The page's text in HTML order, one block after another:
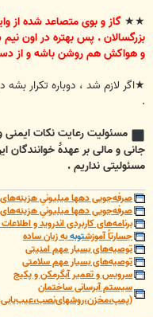
★★ گاز و بوی متصاعد شده از
بزرگسالان . پس بهتره در اون
و هواکش هم روشن باشه و از
★اگر لازم شد ، دوباره تکرار
مسئولیت رعایت نکات ایمنی
جانی و مالی بر عهدۀ
مسئولیتی نداریم .
صرفه‌جویی دهها میلیونیِ هزینه‌های
صرفه‌جویی دهها میلیونیِ هزینه‌های
برنامه‌های کاربردی اندروید و
جسارتاً آموزشتوبهبه زبان ساده
توصیه‌های بسیار مهم امنیتی
توصیه‌های بسیار مهم سلامتی
سرویس و تعمیر آبگرمکن و پکیج
سیستم آبرسانی ساختمان